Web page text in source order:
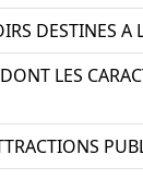
DESTINES
LES